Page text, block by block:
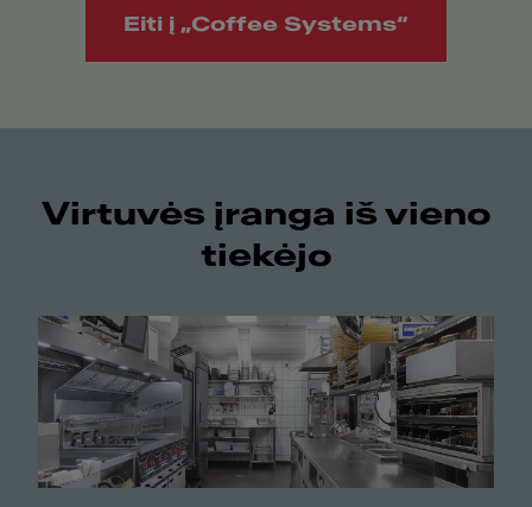
Eiti į „Coffee Systems“
Virtuvės įranga iš vieno
tiekėjo